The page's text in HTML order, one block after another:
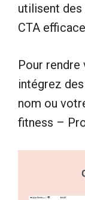
utilisent
CTA
Pour rendre
intégrez
nom ou
fitness –